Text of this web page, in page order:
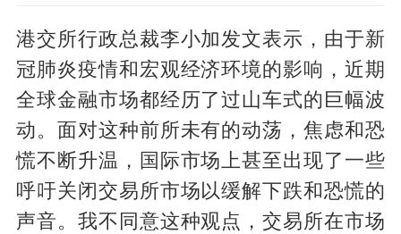
港交所行政总裁李小加发文表示，由于新
冠肺炎疫情和宏观经济环境的影响，近期
全球金融市场都经历了过山车式的巨幅波
动。面对这种前所未有的动荡，焦虑和恐
慌不断升温，国际市场上甚至出现了一些
呼吁关闭交易所市场以缓解下跌和恐慌的
声音。我不同意这种观点，交易所在市场